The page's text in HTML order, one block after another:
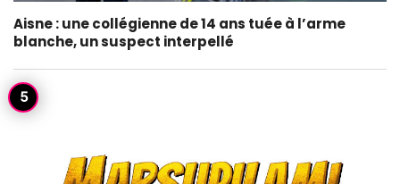
Aisne : une collégienne de 14 ans tuée à l’arme
blanche, un suspect interpellé